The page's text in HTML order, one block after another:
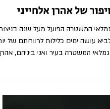
ארגונים ועמותות
של אהרן אלחייני
עושה ימים כלילות לרווחתם של